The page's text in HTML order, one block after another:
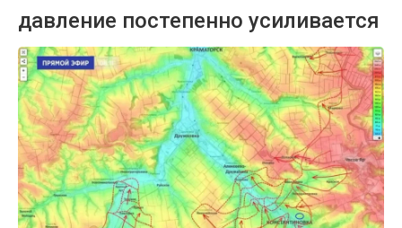
давление постепенно усиливается